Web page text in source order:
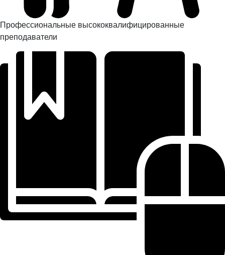
Профессиональные высококвалифицированные
преподаватели